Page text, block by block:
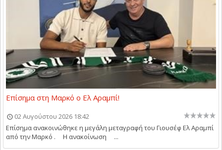
Επίσημα στη Μαρκό ο Ελ Αραμπί!
02 Αυγούστου 2026 18:42
Επίσημα ανακοινώθηκε η μεγάλη μεταγραφή του Γιουσέφ Ελ Αραμπί
από την Μαρκό . Η ανακοίνωση ...